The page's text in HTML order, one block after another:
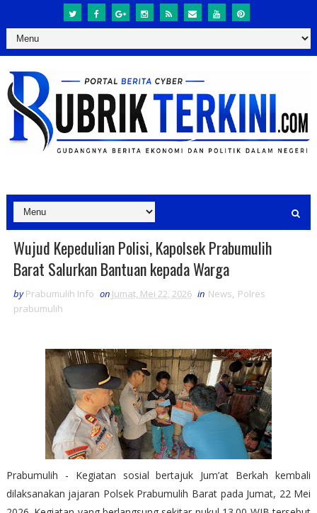
Wujud Kepedulian Polisi, Kapolsek Prabumulih
Barat Salurkan Bantuan kepada Warga
by Prabumulih Info on Jumat, Mei 22, 2026 in News, Polres
prabumulih
Prabumulih - Kegiatan sosial bertajuk Jum’at Berkah kembali
dilaksanakan jajaran Polsek Prabumulih Barat pada Jumat, 22 Mei